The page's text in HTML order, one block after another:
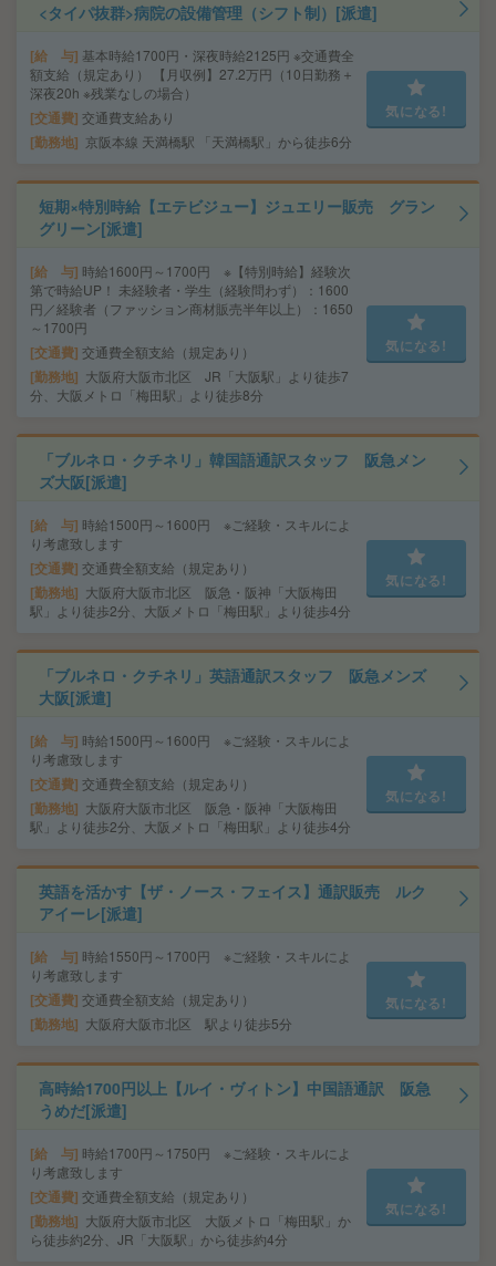
<タイパ抜群>病院の設備管理（シフト制）[派遣]
給 与 基本時給1700円・深夜時給2125円 ※交通費全
額支給（規定あり） 【月収例】27.2万円（10日勤務＋
深夜20h ※残業なしの場合）
交通費 交通費支給あり
勤務地 京阪本線 天満橋駅 「天満橋駅」から徒歩6分
気になる!
短期×特別時給【エテビジュー】ジュエリー販売 グラン
グリーン[派遣]
給 与 時給1600円～1700円 ※【特別時給】経験次
第で時給UP！ 未経験者・学生（経験問わず）：1600
円／経験者（ファッション商材販売半年以上）：1650
～1700円
交通費 交通費全額支給（規定あり）
勤務地
大阪府大阪市北区 JR「大阪駅」より徒歩7
分、大阪メトロ「梅田駅」より徒歩8分
気になる!
「ブルネロ・クチネリ」韓国語通訳スタッフ 阪急メン
ズ大阪[派遣]
給 与 時給1500円～1600円 ※ご経験・スキルによ
り考慮致します
交通費 交通費全額支給（規定あり）
勤務地
大阪府大阪市北区 阪急・阪神「大阪梅田
駅」より徒歩2分、大阪メトロ「梅田駅」より徒歩4分
気になる!
「ブルネロ・クチネリ」英語通訳スタッフ 阪急メンズ
大阪[派遣]
給 与 時給1500円～1600円 ※ご経験・スキルによ
り考慮致します
交通費 交通費全額支給（規定あり）
勤務地
大阪府大阪市北区 阪急・阪神「大阪梅田
駅」より徒歩2分、大阪メトロ「梅田駅」より徒歩4分
気になる!
英語を活かす【ザ・ノース・フェイス】通訳販売 ルク
アイーレ[派遣]
給 与 時給1550円～1700円 ※ご経験・スキルによ
り考慮致します
交通費 交通費全額支給（規定あり）
勤務地 大阪府大阪市北区 駅より徒歩5分
気になる!
高時給1700円以上【ルイ・ヴィトン】中国語通訳 阪急
うめだ[派遣]
給 与 時給1700円～1750円 ※ご経験・スキルによ
り考慮致します
交通費 交通費全額支給（規定あり）
勤務地
大阪府大阪市北区 大阪メトロ「梅田駅」か
ら徒歩約2分、JR「大阪駅」から徒歩約4分
気になる!